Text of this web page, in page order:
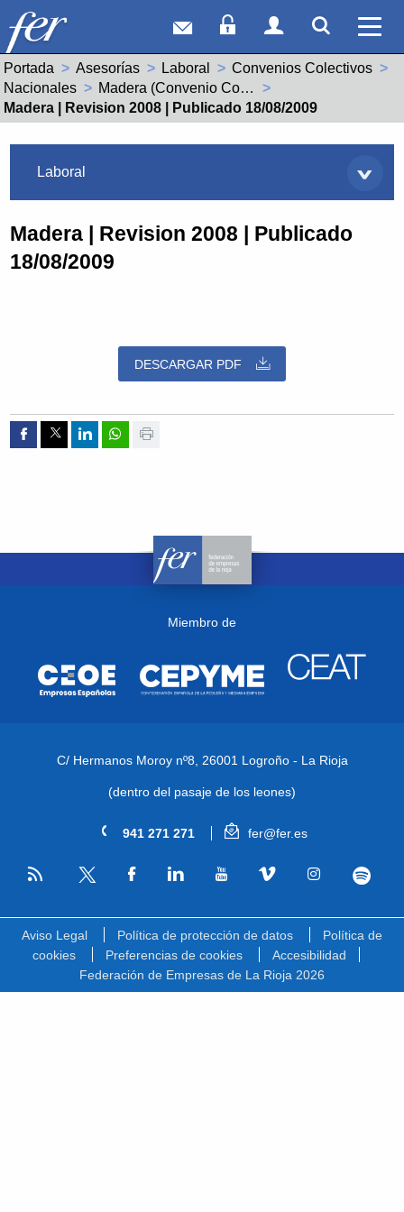
Correo webAcceso Socios
Acceso
Ver
Portada Asesorías Laboral
Convenios Colectivos
Nacionales
Madera (Convenio Colectivo Estatal) (99010175011996)
Actual:
Madera | Revision 2008 | Publicado 18/08/2009
Laboral
Madera | Revision 2008 | Publicado
18/08/2009
DESCARGAR PDF
Compartir por Facebook
Compartir por Twitter
Compartir por Linkedin
Compartir por whatsapp
Imprimir
Miembro de
C/ Hermanos Moroy nº8, 26001 Logroño - La Rioja
(dentro del pasaje de los leones)
941 271 271 fer@fer.es
RSS
Aviso Legal Política de protección de datos
Política de
cookies
Preferencias de cookies
Accesibilidad
Federación de Empresas de La Rioja 2026